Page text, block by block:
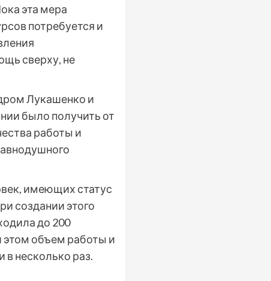
эта мера
потребуется и
сверху, не
Лукашенко и
было получить от
работы и
имеющих статус
создании этого
до 200
этом объем работы и
несколько раз.